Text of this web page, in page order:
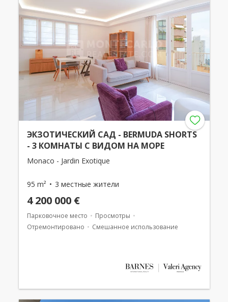
ЭКЗОТИЧЕСКИЙ САД - BERMUDA SHORTS
- 3 КОМНАТЫ С ВИДОМ НА МОРЕ
Monaco - Jardin Exotique
95 m² 3 местные жители
4 200 000 €
Парковочное место
Просмотры
Отремонтировано
Смешанное использование